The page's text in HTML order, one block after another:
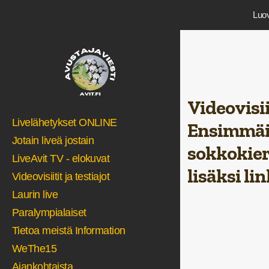
Livelähetykset ONLINE
Jotain liveä jostain
LiveAvit TV - elokuvat
Videovisiitit ja testiajot
Laurin live
Paralympialaiset
Tietoa meistä Information
WeThe15
Ajankohtaista
lisäksi